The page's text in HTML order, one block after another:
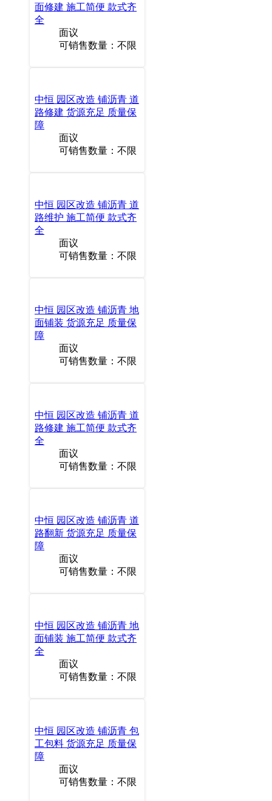
面修建 施工简便 款式齐
全
面议
可销售数量：不限
中恒 园区改造 铺沥青 道
路修建 货源充足 质量保
障
面议
可销售数量：不限
中恒 园区改造 铺沥青 道
路维护 施工简便 款式齐
全
面议
可销售数量：不限
中恒 园区改造 铺沥青 地
面铺装 货源充足 质量保
障
面议
可销售数量：不限
中恒 园区改造 铺沥青 道
路修建 施工简便 款式齐
全
面议
可销售数量：不限
中恒 园区改造 铺沥青 道
路翻新 货源充足 质量保
障
面议
可销售数量：不限
中恒 园区改造 铺沥青 地
面铺装 施工简便 款式齐
全
面议
可销售数量：不限
中恒 园区改造 铺沥青 包
工包料 货源充足 质量保
障
面议
可销售数量：不限